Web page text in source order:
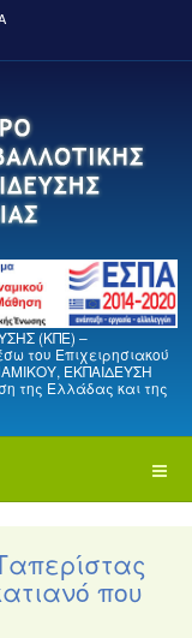
(ΚΠΕ) –
του Επιχειρησιακού
ΕΚΠΑΙΔΕΥΣΗ
της Ελλάδας και της
που